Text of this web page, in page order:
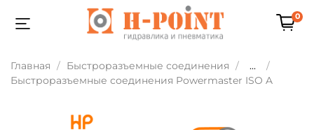
0
Главная Быстроразъемные соединения
...
Быстроразъемные соединения Powermaster ISO A